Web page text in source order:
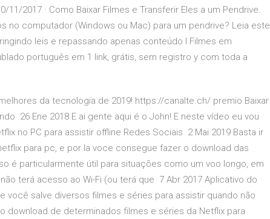
2017 · Como Baixar Filmes e Transferir Eles a um Pendrive.
no computador (Windows ou Mac) para um pendrive? Leia este
leis e repassando apenas conteúdo l Filmes em
português em 1 link, grátis, sem registro y com toda a
da tecnologia de 2019! https://canalte.ch/ premio Baixar
26 Ene 2018 E ai gente aqui é o John! E neste vídeo eu vou
no PC para assistir offline Redes Sociais 2 Mai 2019 Basta ir
para pc, e por la voce consegue fazer o download das
é particularmente útil para situações como um voo longo, em
terá acesso ao Wi-Fi (ou terá que 7 Abr 2017 Aplicativo do
você salve diversos filmes e séries para assistir quando não
de determinados filmes e séries da Netflix para